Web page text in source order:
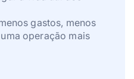
gastos, menos
operação mais